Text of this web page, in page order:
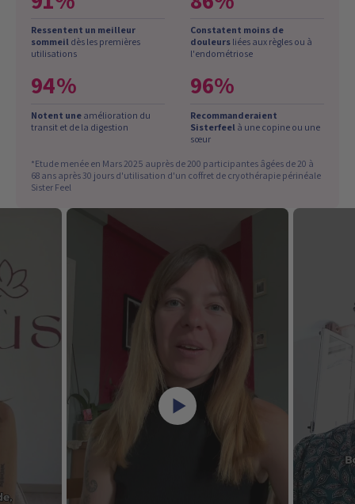
Ressentent un meilleur
sommeil dès les premières
utilisations
Constatent moins de
douleurs liées aux règles ou à
l'endométriose
94%
Notent une amélioration du
transit et de la digestion
96%
Recommanderaient
Sisterfeel à une copine ou une
sœur
*Etude menée en Mars 2025 auprès de 200 participantes âgées de 20 à
68 ans après 30 jours d'utilisation d'un coffret de cryothérapie périnéale
Sister Feel